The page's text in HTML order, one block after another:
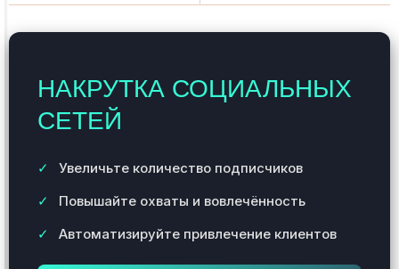
НАКРУТКА СОЦИАЛЬНЫХ
СЕТЕЙ
Увеличьте количество подписчиков
Повышайте охваты и вовлечённость
Автоматизируйте привлечение клиентов